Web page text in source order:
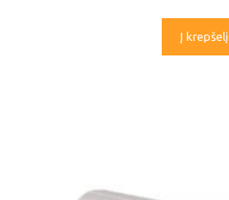
Į krepšelį